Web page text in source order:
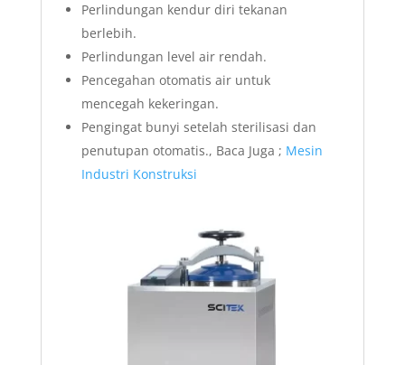
Perlindungan kendur diri tekanan
berlebih.
Perlindungan level air rendah.
Pencegahan otomatis air untuk
mencegah kekeringan.
Pengingat bunyi setelah sterilisasi dan
penutupan otomatis., Baca Juga ; Mesin
Industri Konstruksi